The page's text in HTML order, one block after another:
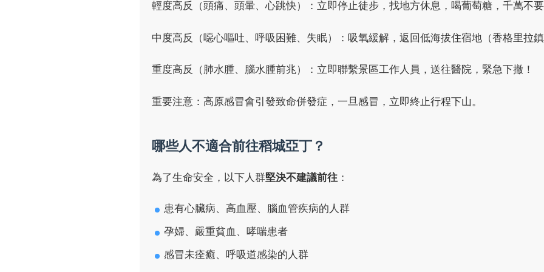
輕度高反（頭痛、頭暈、心跳快）：立即停止徒步，找地方休息，喝葡萄糖，千萬不要
中度高反（噁心嘔吐、呼吸困難、失眠）：吸氧緩解，返回低海拔住宿地（香格里拉鎮
重度高反（肺水腫、腦水腫前兆）：立即聯繫景區工作人員，送往醫院，緊急下撤！
重要注意：高原感冒會引發致命併發症，一旦感冒，立即終止行程下山。
哪些人不適合前往稻城亞丁？
為了生命安全，以下人群堅決不建議前往 ：
患有心臟病、高血壓、腦血管疾病的人群
孕婦、嚴重貧血、哮喘患者
感冒未痊癒、呼吸道感染的人群